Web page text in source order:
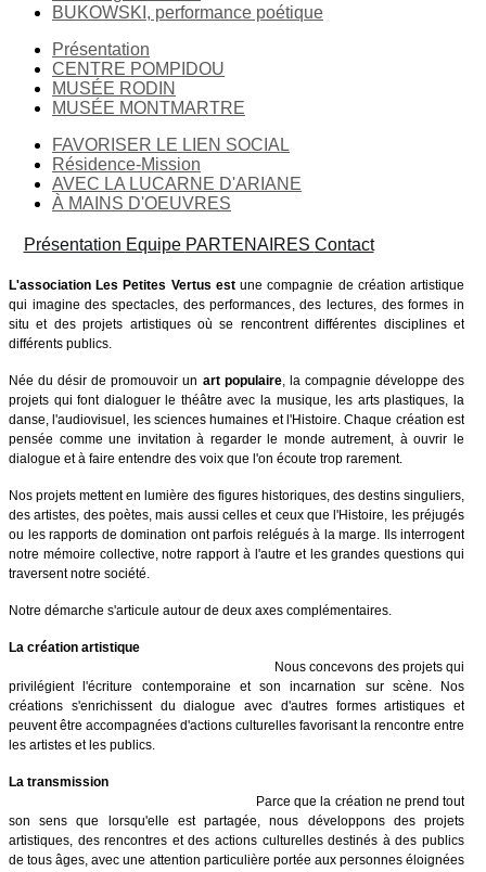
BUKOWSKI, performance poétique
Présentation
CENTRE POMPIDOU
MUSÉE RODIN
MUSÉE MONTMARTRE
FAVORISER LE LIEN SOCIAL
Résidence-Mission
AVEC LA LUCARNE D'ARIANE
À MAINS D'OEUVRES
Présentation Equipe PARTENAIRES Contact
L'association Les Petites Vertus est une compagnie de création artistique
qui imagine des spectacles, des performances, des lectures, des formes in
situ et des projets artistiques où se rencontrent différentes disciplines et
différents publics.
Née du désir de promouvoir un art populaire, la compagnie développe des
projets qui font dialoguer le théâtre avec la musique, les arts plastiques, la
danse, l'audiovisuel, les sciences humaines et l'Histoire. Chaque création est
pensée comme une invitation à regarder le monde autrement, à ouvrir le
dialogue et à faire entendre des voix que l'on écoute trop rarement.
Nos projets mettent en lumière des figures historiques, des destins singuliers,
des artistes, des poètes, mais aussi celles et ceux que l'Histoire, les préjugés
ou les rapports de domination ont parfois relégués à la marge. Ils interrogent
notre mémoire collective, notre rapport à l'autre et les grandes questions qui
traversent notre société.
Notre démarche s'articule autour de deux axes complémentaires.
La création artistique
Nous concevons des projets qui
privilégient l'écriture contemporaine et son incarnation sur scène. Nos
créations s'enrichissent du dialogue avec d'autres formes artistiques et
peuvent être accompagnées d'actions culturelles favorisant la rencontre entre
les artistes et les publics.
La transmission
Parce que la création ne prend tout
son sens que lorsqu'elle est partagée, nous développons des projets
artistiques, des rencontres et des actions culturelles destinés à des publics
de tous âges, avec une attention particulière portée aux personnes éloignées